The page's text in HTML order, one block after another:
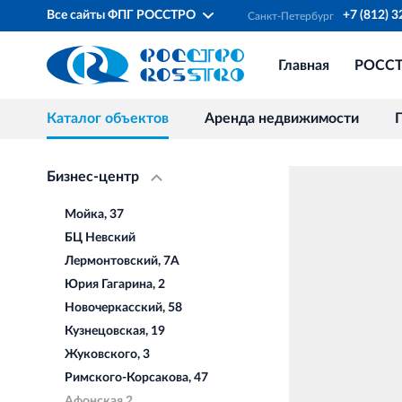
Все сайты ФПГ РОССТРО Санкт‐Петербург +7 (812)
Главная
Каталог объектов Аренда недвижимости
Бизнес-центр
Мойка, 37
БЦ Невский
Лермонтовский, 7А
Юрия Гагарина, 2
Новочеркасский, 58
Кузнецовская, 19
Жуковского, 3
Римского-Корсакова, 47